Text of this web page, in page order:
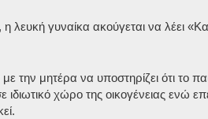
λευκή γυναίκα ακούγεται να λέει
την μητέρα να υποστηρίζει ότι το
χώρο της οικογένειας ενώ